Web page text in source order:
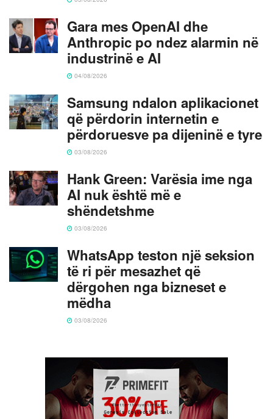
Gara mes OpenAI dhe
Anthropic po ndez alarmin në
industrinë e AI
04/08/2026
Samsung ndalon aplikacionet
që përdorin internetin e
përdoruesve pa dijeninë e tyre
03/08/2026
Hank Green: Varësia ime nga
AI nuk është më e
shëndetshme
03/08/2026
WhatsApp teston një seksion
të ri për mesazhet që
dërgohen nga bizneset e
mëdha
03/08/2026